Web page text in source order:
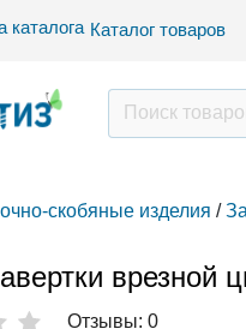
Каталог товаров
скобяные изделия /
врезной
Отзывы: 0